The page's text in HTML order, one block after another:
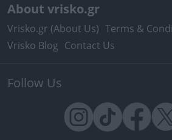
About vrisko.gr
Vrisko.gr (About Us) Terms &
Vrisko Blog Contact Us
Follow Us